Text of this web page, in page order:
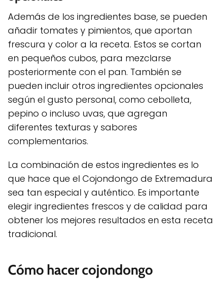
Además de los ingredientes base, se pueden
añadir tomates y pimientos, que aportan
frescura y color a la receta. Estos se cortan
en pequeños cubos, para mezclarse
posteriormente con el pan. También se
pueden incluir otros ingredientes opcionales
según el gusto personal, como cebolleta,
pepino o incluso uvas, que agregan
diferentes texturas y sabores
complementarios.
La combinación de estos ingredientes es lo
que hace que el Cojondongo de Extremadura
sea tan especial y auténtico. Es importante
elegir ingredientes frescos y de calidad para
obtener los mejores resultados en esta receta
tradicional.
Cómo hacer cojondongo